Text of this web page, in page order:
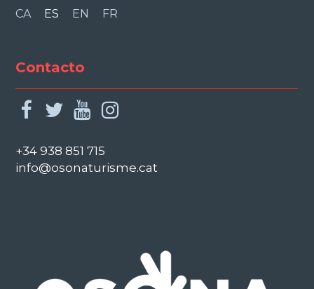
CA ES EN FR
Contacto
facebook
twitteryoutube
+34 938 851 715
info@osonaturisme.cat